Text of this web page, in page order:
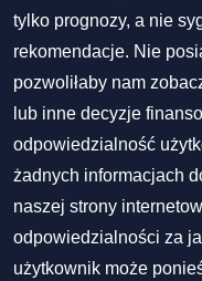
tylko prognozy, a nie
rekomendacje. Nie
pozwoliłaby nam
lub inne decyzje
odpowiedzialność
żadnych informacjach
naszej strony
odpowiedzialności za
użytkownik może